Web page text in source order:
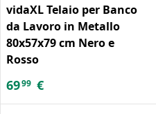
vidaXL Telaio per Banco
da Lavoro in Metallo
80x57x79 cm Nero e
Rosso
6999 €